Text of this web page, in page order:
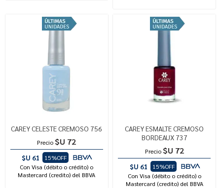
CAREY CELESTE CREMOSO 756
Precio $U 72
$U 61
15%OFF
Con Visa (débito o crédito) o
Mastercard (credito) del BBVA
CAREY ESMALTE CREMOSO
BORDEAUX 737
Precio $U 72
$U 61
15%OFF
Con Visa (débito o crédito) o
Mastercard (credito) del BBVA